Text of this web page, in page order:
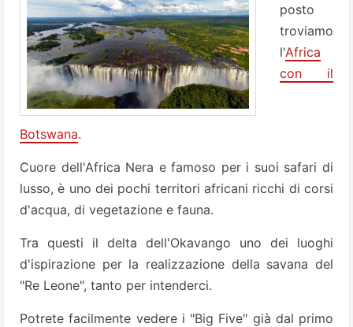
posto
troviamo
l'Africa
con il
Botswana.
Cuore dell'Africa Nera e famoso per i suoi safari di
lusso, è uno dei pochi territori africani ricchi di corsi
d'acqua, di vegetazione e fauna.
Tra questi il delta dell'Okavango uno dei luoghi
d'ispirazione per la realizzazione della savana del
"Re Leone", tanto per intenderci.
Potrete facilmente vedere i "Big Five" già dal primo